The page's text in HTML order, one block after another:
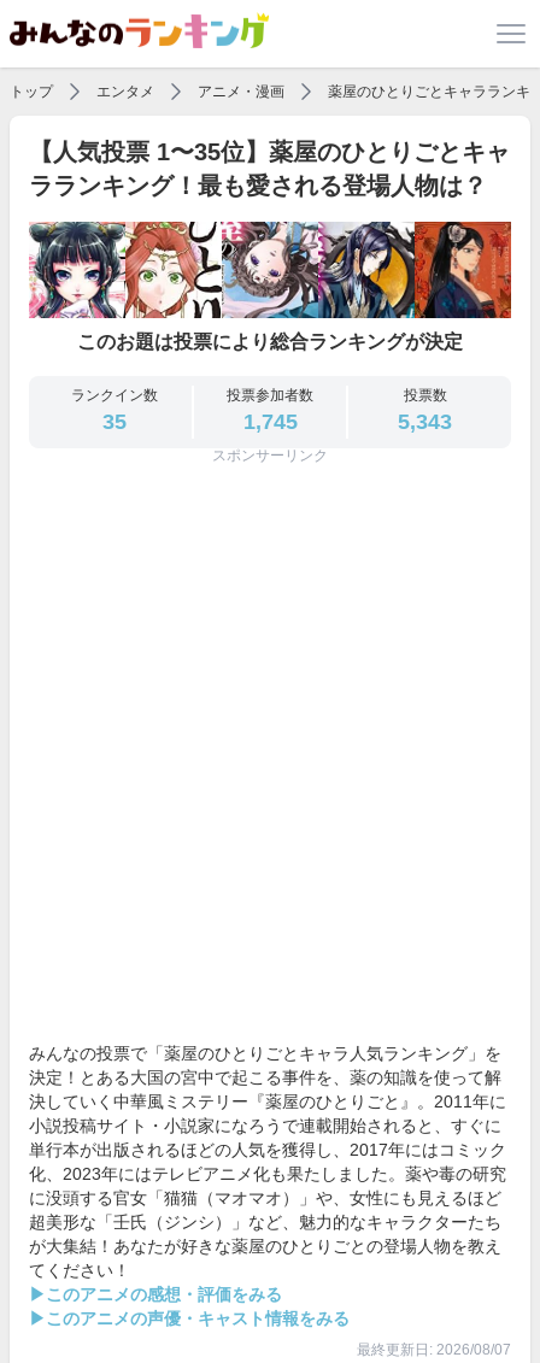
トップ エンタメ アニメ・漫画 薬屋のひとりごとキャラランキ
【人気投票 1〜35位】薬屋のひとりごとキャ
ラランキング！最も愛される登場人物は？
このお題は投票により総合ランキングが決定
ランクイン数
35
投票参加者数
1,745
投票数
5,343
スポンサーリンク
みんなの投票で「薬屋のひとりごとキャラ人気ランキング」を
決定！とある大国の宮中で起こる事件を、薬の知識を使って解
決していく中華風ミステリー『薬屋のひとりごと』。2011年に
小説投稿サイト・小説家になろうで連載開始されると、すぐに
単行本が出版されるほどの人気を獲得し、2017年にはコミック
化、2023年にはテレビアニメ化も果たしました。薬や毒の研究
に没頭する官女「猫猫（マオマオ）」や、女性にも見えるほど
超美形な「壬氏（ジンシ）」など、魅力的なキャラクターたち
が大集結！あなたが好きな薬屋のひとりごとの登場人物を教え
てください！
▶このアニメの感想・評価をみる
▶このアニメの声優・キャスト情報をみる
最終更新日: 2026/08/07